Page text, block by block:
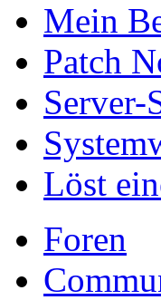
Mein
Patch
Server-
Löst
Foren